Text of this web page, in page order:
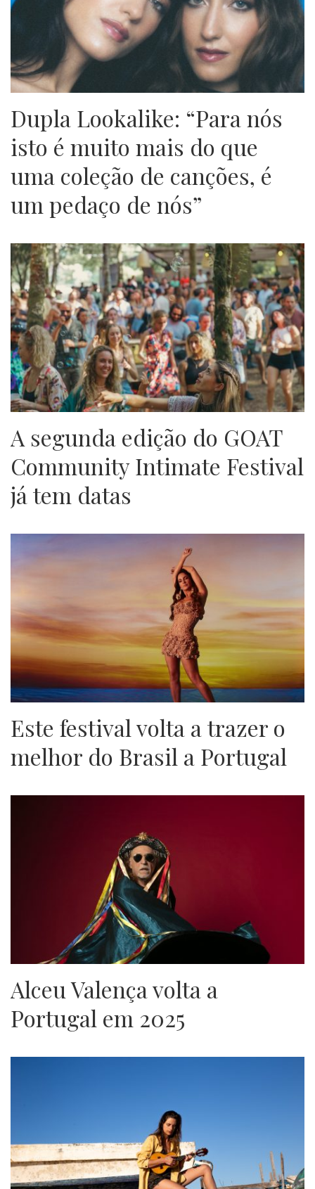
Dupla Lookalike: “Para nós
isto é muito mais do que
uma coleção de canções, é
um pedaço de nós”
A segunda edição do GOAT
Community Intimate Festival
já tem datas
Este festival volta a trazer o
melhor do Brasil a Portugal
Alceu Valença volta a
Portugal em 2025